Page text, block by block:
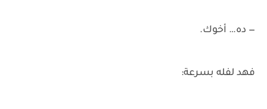
— ده… أخوك.
فهد لفله بسرعة: